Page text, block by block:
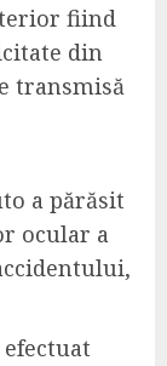
fiind
din
transmisă
a părăsit
ocular a